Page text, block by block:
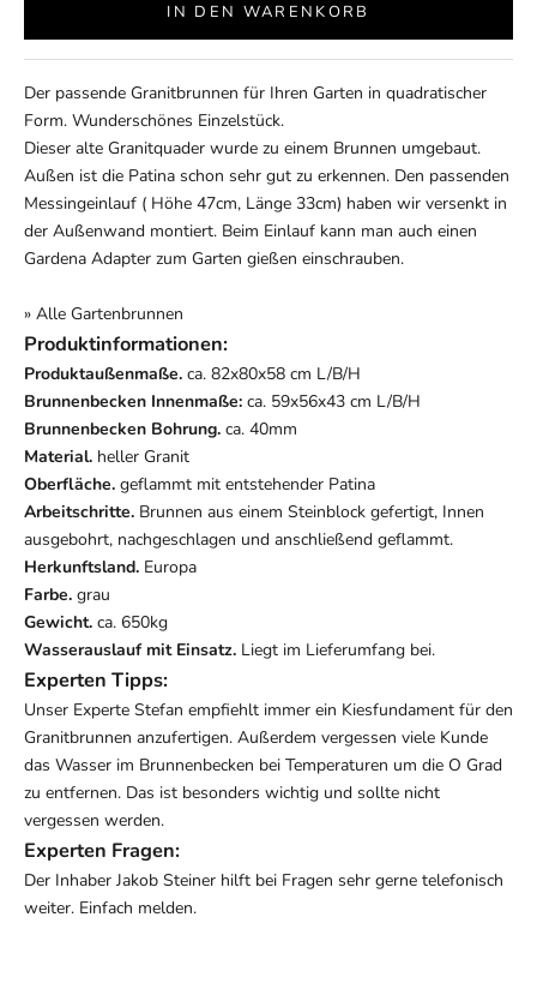
IN DEN WARENKORB
Der passende Granitbrunnen für Ihren Garten in quadratischer
Form. Wunderschönes Einzelstück.
Dieser alte Granitquader wurde zu einem Brunnen umgebaut.
Außen ist die Patina schon sehr gut zu erkennen. Den passenden
Messingeinlauf ( Höhe 47cm, Länge 33cm) haben wir versenkt in
der Außenwand montiert. Beim Einlauf kann man auch einen
Gardena Adapter zum Garten gießen einschrauben.
» Alle Gartenbrunnen
Produktinformationen:
Produktaußenmaße. ca. 82x80x58 cm L/B/H
Brunnenbecken Innenmaße: ca. 59x56x43 cm L/B/H
Brunnenbecken Bohrung. ca. 40mm
Material. heller Granit
Oberfläche. geflammt mit entstehender Patina
Arbeitschritte. Brunnen aus einem Steinblock gefertigt, Innen
ausgebohrt, nachgeschlagen und anschließend geflammt.
Herkunftsland. Europa
Farbe. grau
Gewicht. ca. 650kg
Wasserauslauf mit Einsatz. Liegt im Lieferumfang bei.
Experten Tipps:
Unser Experte Stefan empfiehlt immer ein Kiesfundament für den
Granitbrunnen anzufertigen. Außerdem vergessen viele Kunde
das Wasser im Brunnenbecken bei Temperaturen um die O Grad
zu entfernen. Das ist besonders wichtig und sollte nicht
vergessen werden.
Experten Fragen:
Der Inhaber Jakob Steiner hilft bei Fragen sehr gerne telefonisch
weiter. Einfach melden.